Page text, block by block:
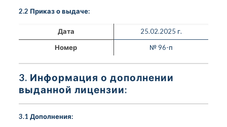
2.2 Приказ о выдаче:
Дата
25.02.2025 г.
Номер
№ 96-п
3. Информация о дополнении
выданной лицензии:
3.1 Дополнения: